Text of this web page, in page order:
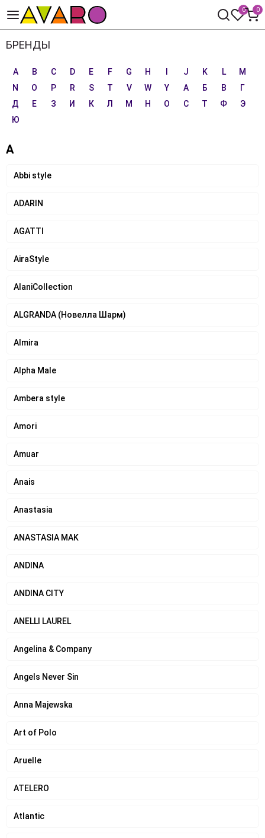
0 0
БРЕНДЫ
A B C D E F G H I J K L
M
N
O P R S T V W Y А Б В
Г
Д
Е З И К Л М Н О С Т Ф
Э
Ю
A
Abbi style
ADARIN
AGATTI
AiraStyle
AlaniCollection
ALGRANDA (Новелла Шарм)
Almira
Alpha Male
Ambera style
Amori
Amuar
Anais
Anastasia
ANASTASIA MAK
ANDINA
ANDINA CITY
ANELLI LAUREL
Angelina & Company
Angels Never Sin
Anna Majewska
Art of Polo
Aruelle
ATELERO
Atlantic